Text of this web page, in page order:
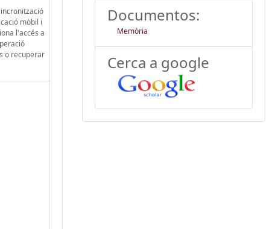
mòbil i
l'accés a
o recuperar
Documentos:
Memòria
Cerca a google